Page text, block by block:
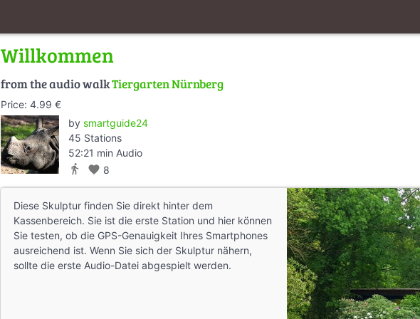
Willkommen
from the audio walkTiergarten Nürnberg
Price: 4.99 €
by smartguide24
45 Stations
52:21 min Audio
directions_walk favorite 8
Diese Skulptur finden Sie direkt hinter dem
Kassenbereich. Sie ist die erste Station und hier können
Sie testen, ob die GPS-Genauigkeit Ihres Smartphones
ausreichend ist. Wenn Sie sich der Skulptur nähern,
sollte die erste Audio-Datei abgespielt werden.